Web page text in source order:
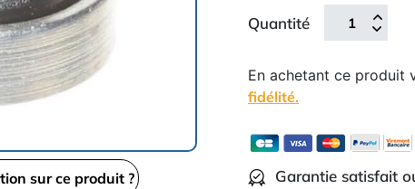
sur ce produit ?
Quantité
En achetant ce produit
fidélité.
Garantie satisfait